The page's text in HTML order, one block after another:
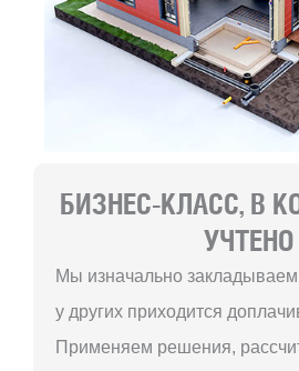
БИЗНЕС-КЛАСС, В
УЧТЕНО
Мы изначально
у других приходится
Применяем решения,